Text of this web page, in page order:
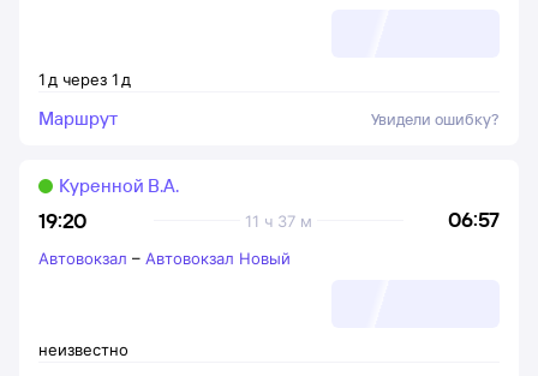
1 д через 1 д
Маршрут Увидели ошибку?
19:20 06:57
11 ч 37 м
Куренной В.А.
неизвестно
Автовокзал – Автовокзал Новый